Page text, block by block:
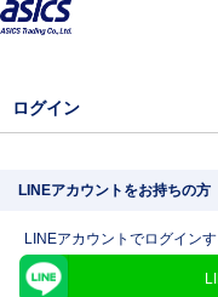
ログイン
LINEアカウントをお持ちの方
LINEアカウントでログインす